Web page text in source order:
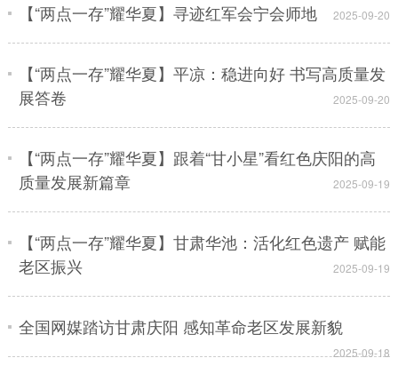
【“两点一存”耀华夏】寻迹红军会宁会师地 2025-09-20
【“两点一存”耀华夏】平凉：稳进向好 书写高质量发
展答卷
2025-09-20
【“两点一存”耀华夏】跟着“甘小星”看红色庆阳的高
质量发展新篇章
2025-09-19
【“两点一存”耀华夏】甘肃华池：活化红色遗产 赋能
老区振兴
2025-09-19
全国网媒踏访甘肃庆阳 感知革命老区发展新貌
2025-09-18